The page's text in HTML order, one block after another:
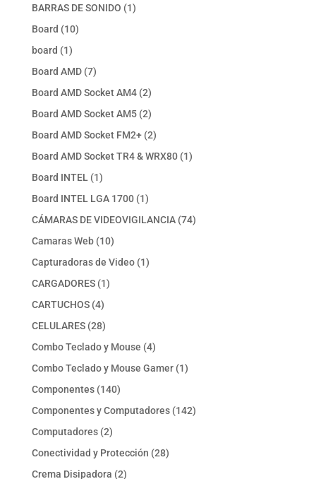
BARRAS DE SONIDO 11
Board 1010
board 11
producto
Board AMD 77
productos
Board AMD Socket AM4 22
productos
Board AMD Socket AM5 22
productos
Board AMD Socket FM2+ 22
productos
Board AMD Socket TR4 & WRX80 11
Board INTEL 11
producto
Board INTEL LGA 1700 11
producto
CÁMARAS DE VIDEOVIGILANCIA 7474
Camaras Web 1010
productos
Capturadoras de Video 11
CARGADORES 11
CARTUCHOS 44
productos
CELULARES 2828
productos
Combo Teclado y Mouse 44
productos
Combo Teclado y Mouse Gamer 11
Componentes 140140
productos
Componentes y Computadores 142142
Computadores 22
productos
Conectividad y Protección 2828
Crema Disipadora 22